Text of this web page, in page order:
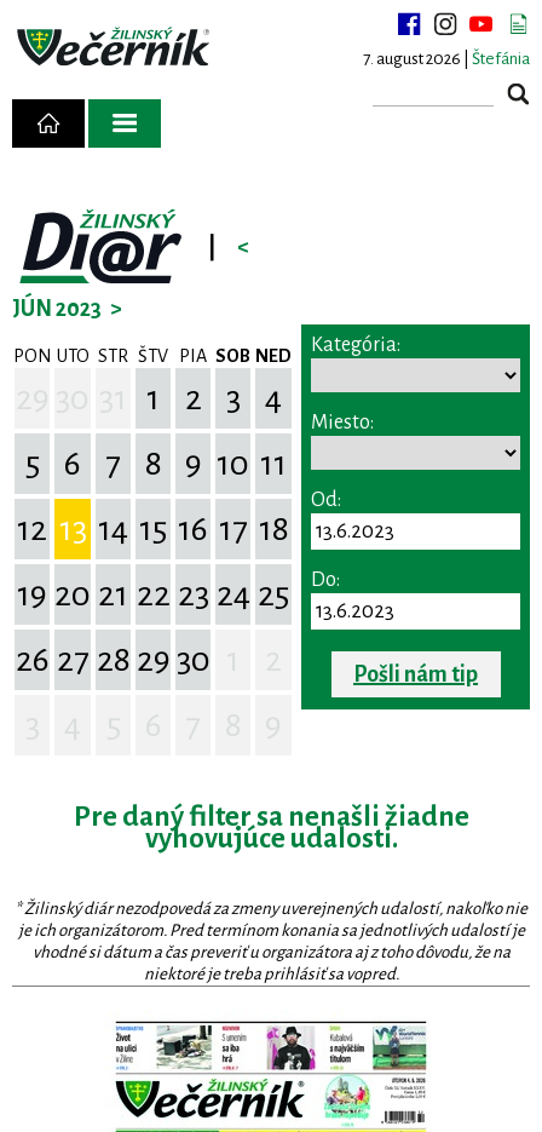
7. august 2026 | Štefánia
<
JÚN 2023 >
PON UTO STR ŠTV PIA SOB NED
1 2 3
4
5
6 7 8 9 10 11
12 13 14 15 16 17 18
19 20 21 22 23 24 25
26 27 28 29 30
Kategória:
Miesto:
Od:
Do:
Pošli nám tip
Pre daný filter sa nenašli žiadne
vyhovujúce udalosti.
* Žilinský diár nezodpovedá za zmeny uverejnených udalostí, nakoľko nie
je ich organizátorom. Pred termínom konania sa jednotlivých udalostí je
vhodné si dátum a čas preveriť u organizátora aj z toho dôvodu, že na
niektoré je treba prihlásiť sa vopred.